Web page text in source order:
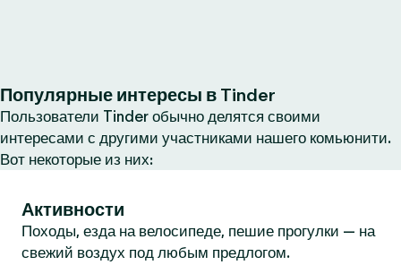
Популярные интересы в Tinder
Пользователи Tinder обычно делятся своими
интересами с другими участниками нашего комьюнити.
Вот некоторые из них:
Активности
Походы, езда на велосипеде, пешие прогулки — на
свежий воздух под любым предлогом.